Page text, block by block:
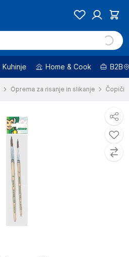
Kuhinje Home & Cook B2B
Oprema za risanje in slikanje Čopiči